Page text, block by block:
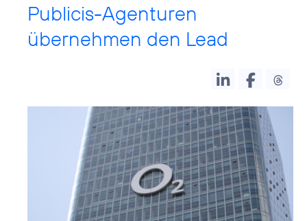
Publicis-Agenturen
übernehmen den Lead